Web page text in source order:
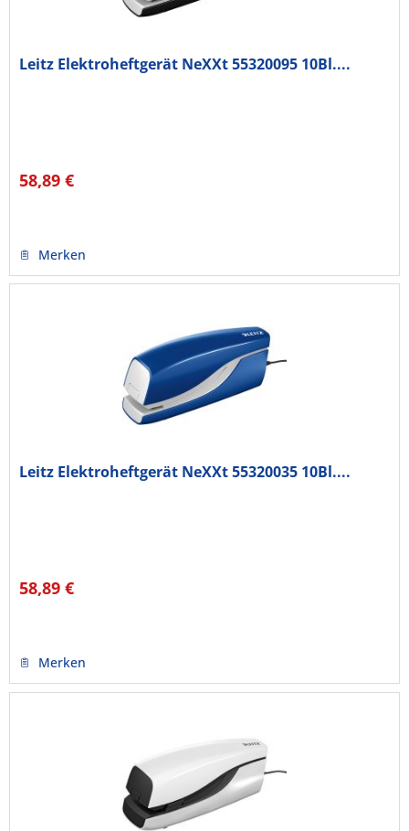
Leitz Elektroheftgerät NeXXt 55320095 10Bl....
58,89 €
Merken
Leitz Elektroheftgerät NeXXt 55320035 10Bl....
58,89 €
Merken